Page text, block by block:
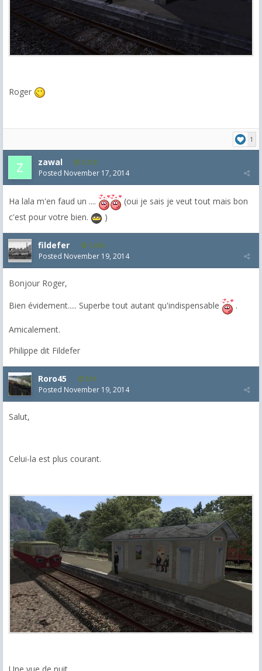
Roger
1
zawal 3,318
Posted November 17, 2014
Ha lala m'en faud un ....
(oui je sais je veut tout mais bon
c'est pour votre bien.
)
fildefer 1,604
Posted November 19, 2014
Bonjour Roger,
Bien évidement..... Superbe tout autant qu'indispensable .
Amicalement.
Philippe dit Fildefer
Roro45 818
Posted November 19, 2014
Salut,
Celui-la est plus courant.